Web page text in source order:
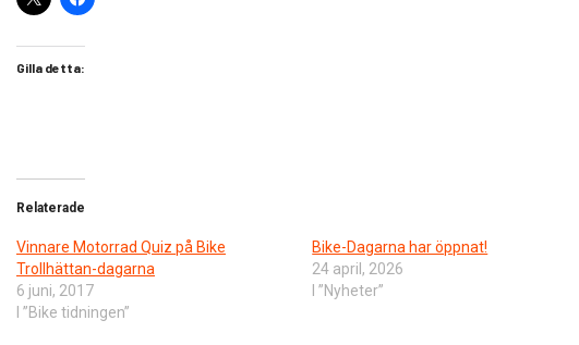
Gilla detta:
Relaterade
Vinnare Motorrad Quiz på Bike
Trollhättan-dagarna
6 juni, 2017
I ”Bike tidningen”
Bike-Dagarna har öppnat!
24 april, 2026
I ”Nyheter”